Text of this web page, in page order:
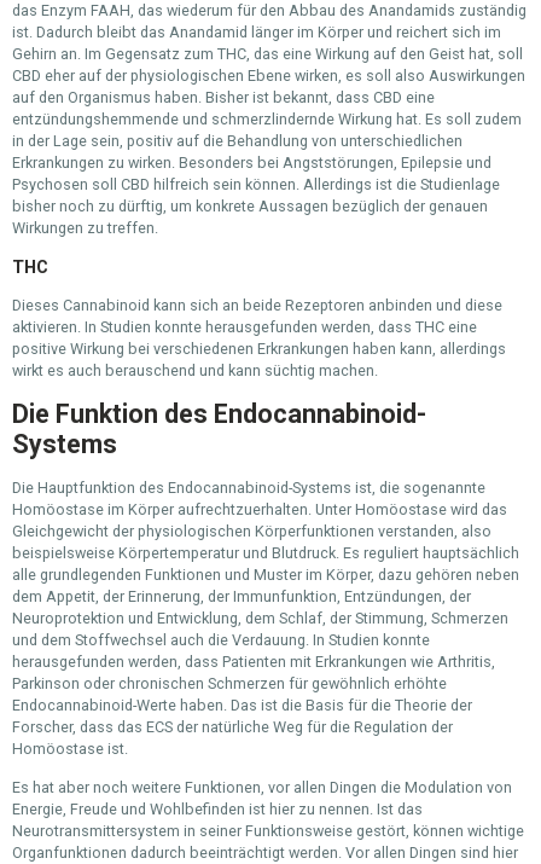
das Enzym FAAH, das wiederum für den Abbau des Anandamids zuständig
ist. Dadurch bleibt das Anandamid länger im Körper und reichert sich im
Gehirn an. Im Gegensatz zum THC, das eine Wirkung auf den Geist hat, soll
CBD eher auf der physiologischen Ebene wirken, es soll also Auswirkungen
auf den Organismus haben. Bisher ist bekannt, dass CBD eine
entzündungshemmende und schmerzlindernde Wirkung hat. Es soll zudem
in der Lage sein, positiv auf die Behandlung von unterschiedlichen
Erkrankungen zu wirken. Besonders bei Angststörungen, Epilepsie und
Psychosen soll CBD hilfreich sein können. Allerdings ist die Studienlage
bisher noch zu dürftig, um konkrete Aussagen bezüglich der genauen
Wirkungen zu treffen.
THC
Dieses Cannabinoid kann sich an beide Rezeptoren anbinden und diese
aktivieren. In Studien konnte herausgefunden werden, dass THC eine
positive Wirkung bei verschiedenen Erkrankungen haben kann, allerdings
wirkt es auch berauschend und kann süchtig machen.
Die Funktion des Endocannabinoid-
Systems
Die Hauptfunktion des Endocannabinoid-Systems ist, die sogenannte
Homöostase im Körper aufrechtzuerhalten. Unter Homöostase wird das
Gleichgewicht der physiologischen Körperfunktionen verstanden, also
beispielsweise Körpertemperatur und Blutdruck. Es reguliert hauptsächlich
alle grundlegenden Funktionen und Muster im Körper, dazu gehören neben
dem Appetit, der Erinnerung, der Immunfunktion, Entzündungen, der
Neuroprotektion und Entwicklung, dem Schlaf, der Stimmung, Schmerzen
und dem Stoffwechsel auch die Verdauung. In Studien konnte
herausgefunden werden, dass Patienten mit Erkrankungen wie Arthritis,
Parkinson oder chronischen Schmerzen für gewöhnlich erhöhte
Endocannabinoid-Werte haben. Das ist die Basis für die Theorie der
Forscher, dass das ECS der natürliche Weg für die Regulation der
Homöostase ist.
Es hat aber noch weitere Funktionen, vor allen Dingen die Modulation von
Energie, Freude und Wohlbefinden ist hier zu nennen. Ist das
Neurotransmittersystem in seiner Funktionsweise gestört, können wichtige
Organfunktionen dadurch beeinträchtigt werden. Vor allen Dingen sind hier